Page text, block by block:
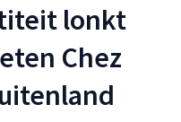
lonkt
Chez